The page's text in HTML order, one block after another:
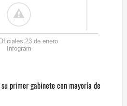
23 de enero
Infogram
primer gabinete con mayoría de